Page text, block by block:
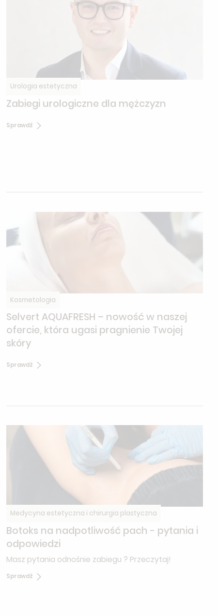
Urologia estetyczna
Zabiegi urologiczne dla mężczyzn
Sprawdź
Kosmetologia
Selvert AQUAFRESH – nowość w naszej
ofercie, która ugasi pragnienie Twojej
skóry
Sprawdź
Medycyna estetyczna i chirurgia plastyczna
Botoks na nadpotliwość pach - pytania i
odpowiedzi
Masz pytania odnośnie zabiegu ? Przeczytaj!
Sprawdź